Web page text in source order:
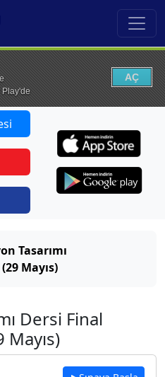
Play'de
AÇ
Tasarımı
Mayıs)
Dersi Final
Mayıs)